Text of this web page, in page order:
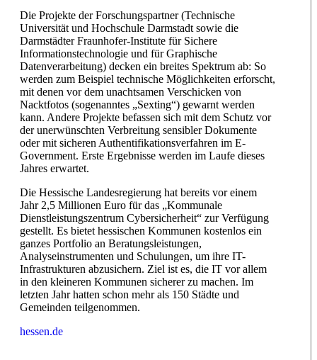
Die Projekte der Forschungspartner (Technische
Universität und Hochschule Darmstadt sowie die
Darmstädter Fraunhofer-Institute für Sichere
Informationstechnologie und für Graphische
Datenverarbeitung) decken ein breites Spektrum ab: So
werden zum Beispiel technische Möglichkeiten erforscht,
mit denen vor dem unachtsamen Verschicken von
Nacktfotos (sogenanntes „Sexting“) gewarnt werden
kann. Andere Projekte befassen sich mit dem Schutz vor
der unerwünschten Verbreitung sensibler Dokumente
oder mit sicheren Authentifikationsverfahren im E-
Government. Erste Ergebnisse werden im Laufe dieses
Jahres erwartet.
Die Hessische Landesregierung hat bereits vor einem
Jahr 2,5 Millionen Euro für das „Kommunale
Dienstleistungszentrum Cybersicherheit“ zur Verfügung
gestellt. Es bietet hessischen Kommunen kostenlos ein
ganzes Portfolio an Beratungsleistungen,
Analyseinstrumenten und Schulungen, um ihre IT-
Infrastrukturen abzusichern. Ziel ist es, die IT vor allem
in den kleineren Kommunen sicherer zu machen. Im
letzten Jahr hatten schon mehr als 150 Städte und
Gemeinden teilgenommen.
hessen.de